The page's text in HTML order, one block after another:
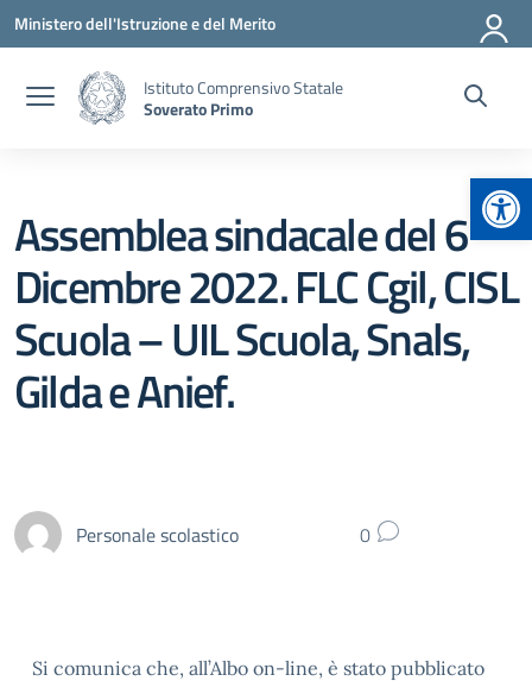
Vai ai contenuti
Vai al menu di navigazione
Vai al footer
Ministero dell'Istruzione e del Merito
Istituto Comprensivo Statale
Soverato Primo
Assemblea sindacale del 6
Dicembre 2022. FLC Cgil, CISL
Scuola – UIL Scuola, Snals,
Gilda e Anief.
Personale scolastico 0
Si comunica che, all’Albo on-line, è stato pubblicato